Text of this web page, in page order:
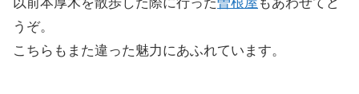
以前本厚木を散歩した際に行った曽根屋 もあわせてど
うぞ。
こちらもまた違った魅力にあふれています。